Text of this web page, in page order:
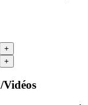
+
+
Vidéos